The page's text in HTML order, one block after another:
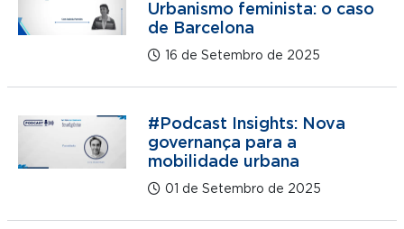
Urbanismo feminista: o caso
de Barcelona
16 de Setembro de 2025
#Podcast Insights: Nova
governança para a
mobilidade urbana
01 de Setembro de 2025